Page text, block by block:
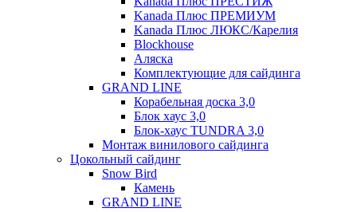
Kanada Плюс ПРЕМИУМ
Kanada Плюс ЛЮКС/Карелия
Blockhouse
Аляска
Комплектующие для сайдинга
GRAND LINE
Корабельная доска 3,0
Блок хаус 3,0
Блок-хаус TUNDRA 3,0
Монтаж винилового сайдинга
Цокольный сайдинг
Snow Bird
Камень
GRAND LINE